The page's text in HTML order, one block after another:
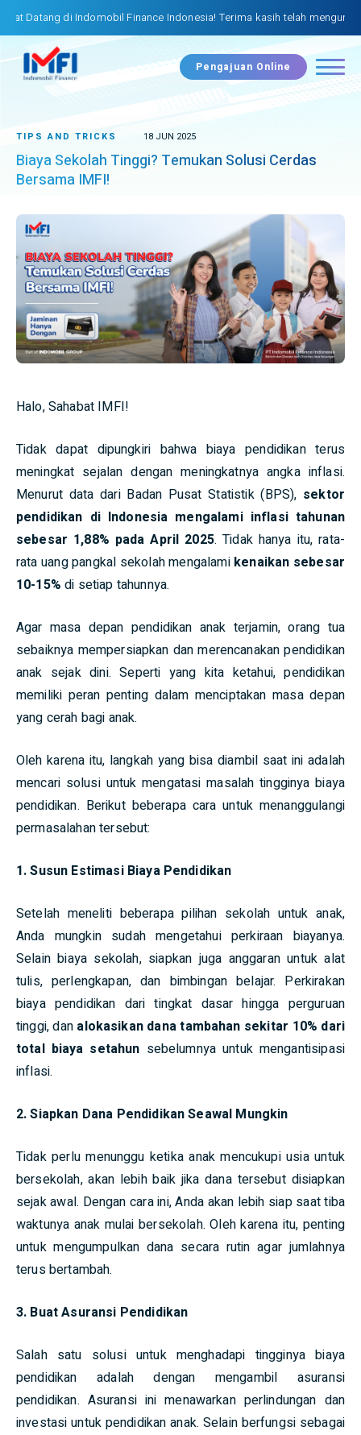
Datang di Indomobil Finance Indonesia! Terima kasih telah
Pengajuan Online
TIPS AND TRICKS 18 JUN 2025
Biaya Sekolah Tinggi? Temukan Solusi Cerdas
Bersama IMFI!
Halo, Sahabat IMFI!
Tidak dapat dipungkiri bahwa biaya pendidikan terus
meningkat sejalan dengan meningkatnya angka inflasi.
Menurut data dari Badan Pusat Statistik (BPS), sektor
pendidikan di Indonesia mengalami inflasi tahunan
sebesar 1,88% pada April 2025. Tidak hanya itu, rata-
rata uang pangkal sekolah mengalami kenaikan sebesar
10-15% di setiap tahunnya.
Agar masa depan pendidikan anak terjamin, orang tua
sebaiknya mempersiapkan dan merencanakan pendidikan
anak sejak dini. Seperti yang kita ketahui, pendidikan
memiliki peran penting dalam menciptakan masa depan
yang cerah bagi anak.
Oleh karena itu, langkah yang bisa diambil saat ini adalah
mencari solusi untuk mengatasi masalah tingginya biaya
pendidikan. Berikut beberapa cara untuk menanggulangi
permasalahan tersebut:
1. Susun Estimasi Biaya Pendidikan
Setelah meneliti beberapa pilihan sekolah untuk anak,
Anda mungkin sudah mengetahui perkiraan biayanya.
Selain biaya sekolah, siapkan juga anggaran untuk alat
tulis, perlengkapan, dan bimbingan belajar. Perkirakan
biaya pendidikan dari tingkat dasar hingga perguruan
tinggi, dan alokasikan dana tambahan sekitar 10% dari
total biaya setahun sebelumnya untuk mengantisipasi
inflasi.
2. Siapkan Dana Pendidikan Seawal Mungkin
Tidak perlu menunggu ketika anak mencukupi usia untuk
bersekolah, akan lebih baik jika dana tersebut disiapkan
sejak awal. Dengan cara ini, Anda akan lebih siap saat tiba
waktunya anak mulai bersekolah. Oleh karena itu, penting
untuk mengumpulkan dana secara rutin agar jumlahnya
terus bertambah.
3. Buat Asuransi Pendidikan
Salah satu solusi untuk menghadapi tingginya biaya
pendidikan adalah dengan mengambil asuransi
pendidikan. Asuransi ini menawarkan perlindungan dan
investasi untuk pendidikan anak. Selain berfungsi sebagai